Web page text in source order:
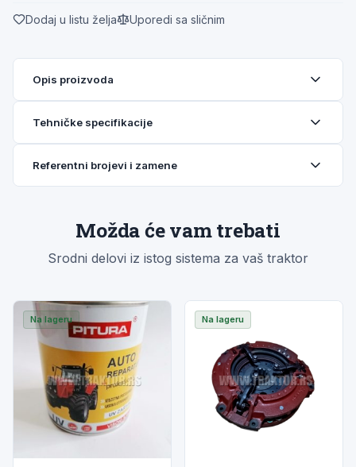
Dodaj u listu želja Uporedi sa sličnim
Opis proizvoda
Tehničke specifikacije
Referentni brojevi i zamene
Možda će vam trebati
Srodni delovi iz istog sistema za vaš traktor
Na lageru Na lageru